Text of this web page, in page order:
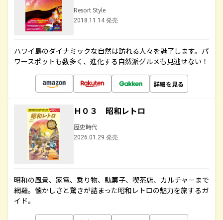
Resort Style
2018.11.14 発売
ハワイ島のダイナミックな自然は訪れる人々を魅了します。パ
ワースポットも数多く、進化する自然派グルメも見逃せない！
詳細を見る
Ｈ０３ 昭和レトロ
歴史時代
2026.01.29 発売
昭和の風景、家電、乗り物、駄菓子、喫茶店、カルチャーまで
網羅。懐かしさと驚きが詰まった昭和レトロの魅力を旅するガ
イド。